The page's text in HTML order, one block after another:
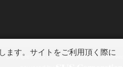
Copyright© SUS Corporation, All Rights Reserved.
ます。サイトをご利用頂く際に